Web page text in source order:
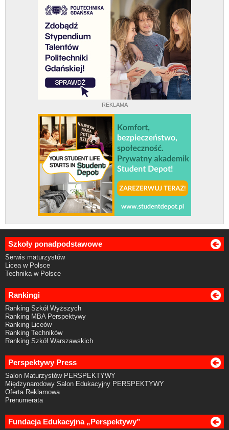
REKLAMA
Szkoły ponadpodstawowe
Serwis maturzystów
Licea w Polsce
Technika w Polsce
Rankingi
Ranking Szkół Wyższych
Ranking MBA Perspektywy
Ranking Liceów
Ranking Techników
Ranking Szkół Warszawskich
Perspektywy Press
Salon Maturzystów PERSPEKTYWY
Międzynarodowy Salon Edukacyjny PERSPEKTYWY
Oferta Reklamowa
Prenumerata
Fundacja Edukacyjna „Perspektywy”